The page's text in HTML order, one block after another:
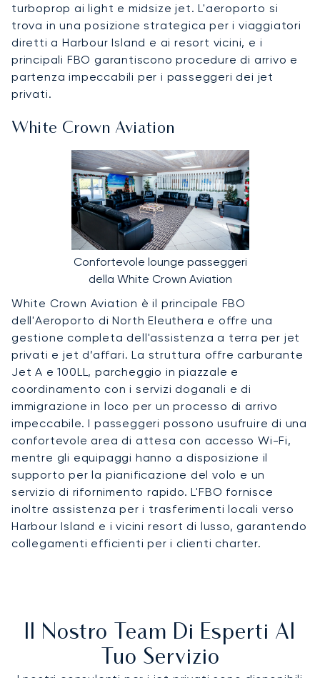
turboprop ai light e midsize jet. L'aeroporto si
trova in una posizione strategica per i viaggiatori
diretti a Harbour Island e ai resort vicini, e i
principali FBO garantiscono procedure di arrivo e
partenza impeccabili per i passeggeri dei jet
privati.
White Crown Aviation
Confortevole lounge passeggeri
della White Crown Aviation
White Crown Aviation è il principale FBO
dell'Aeroporto di North Eleuthera e offre una
gestione completa dell'assistenza a terra per jet
privati e jet d’affari. La struttura offre carburante
Jet A e 100LL, parcheggio in piazzale e
coordinamento con i servizi doganali e di
immigrazione in loco per un processo di arrivo
impeccabile. I passeggeri possono usufruire di una
confortevole area di attesa con accesso Wi-Fi,
mentre gli equipaggi hanno a disposizione il
supporto per la pianificazione del volo e un
servizio di rifornimento rapido. L'FBO fornisce
inoltre assistenza per i trasferimenti locali verso
Harbour Island e i vicini resort di lusso, garantendo
collegamenti efficienti per i clienti charter.
Il Nostro Team Di Esperti Al
Tuo Servizio